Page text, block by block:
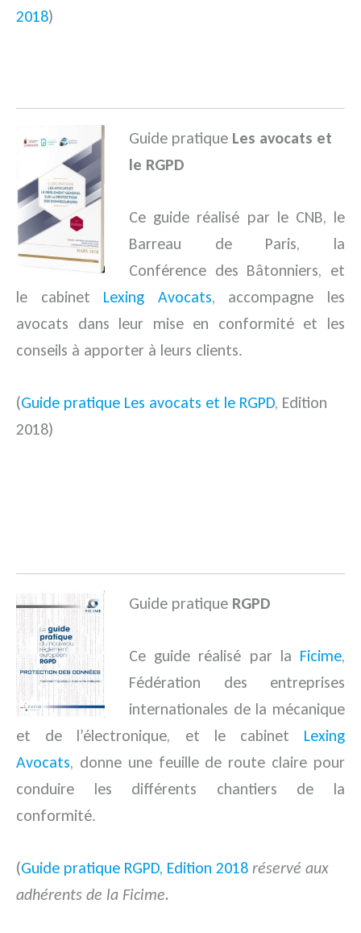
2018)
Guide pratique Les avocats et
le RGPD
Ce guide réalisé par le CNB, le
Barreau de Paris, la
Conférence des Bâtonniers, et
le cabinet Lexing Avocats, accompagne les
avocats dans leur mise en conformité et les
conseils à apporter à leurs clients.
(Guide pratique Les avocats et le RGPD, Edition
2018)
Guide pratique RGPD
Ce guide réalisé par la Ficime,
Fédération des entreprises
internationales de la mécanique
et de l’électronique, et le cabinet Lexing
Avocats, donne une feuille de route claire pour
conduire les différents chantiers de la
conformité.
(Guide pratique RGPD, Edition 2018 réservé aux
adhérents de la Ficime.